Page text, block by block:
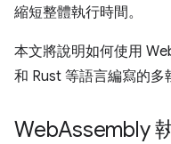
縮短整體執行時間。
本文將說明如何使用
和 Rust 等語言編寫的多
WebAssembly